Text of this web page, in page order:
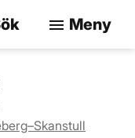
menu Meny